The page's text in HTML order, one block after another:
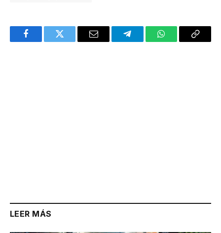
FacebookTwitter Email TelegramWhatsAppCopy
LEER MÁS